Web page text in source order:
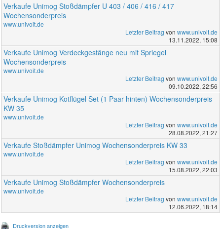
Verkaufe Unimog Stoßdämpfer U 403 / 406 / 416 / 417
Wochensonderpreis
www.univoit.de
Letzter Beitrag von www.univoit.de
13.11.2022, 15:08
Verkaufe Unimog Verdeckgestänge neu mit Spriegel
Wochensonderpreis
www.univoit.de
Letzter Beitrag von www.univoit.de
09.10.2022, 22:56
Verkaufe Unimog Kotflügel Set (1 Paar hinten) Wochensonderpreis
KW 35
www.univoit.de
Letzter Beitrag von www.univoit.de
28.08.2022, 21:27
Verkaufe Stoßdämpfer Unimog Wochensonderpreis KW 33
www.univoit.de
Letzter Beitrag von www.univoit.de
15.08.2022, 22:03
Verkaufe Unimog Stoßdämpfer Wochensonderpreis
www.univoit.de
Letzter Beitrag von www.univoit.de
12.06.2022, 18:14
Druckversion anzeigen